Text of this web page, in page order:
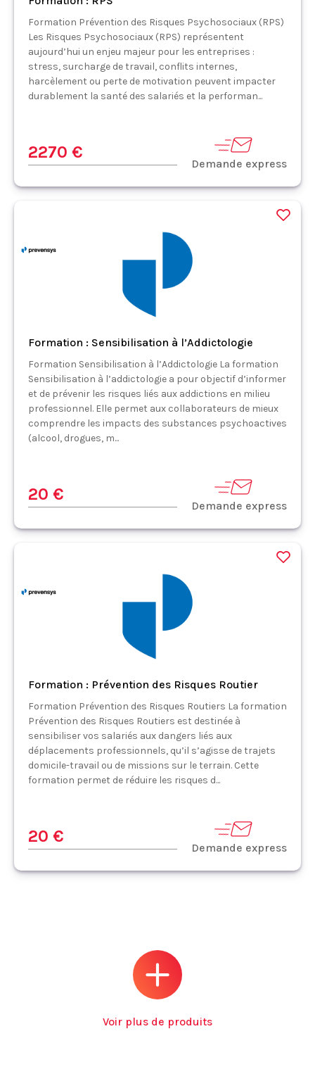
Formation Prévention des Risques Psychosociaux (RPS)
Les Risques Psychosociaux (RPS) représentent
aujourd’hui un enjeu majeur pour les entreprises :
stress, surcharge de travail, conflits internes,
harcèlement ou perte de motivation peuvent impacter
durablement la santé des salariés et la performan...
2270 €
Demande express
Formation : Sensibilisation à l’Addictologie
Formation Sensibilisation à l’Addictologie La formation
Sensibilisation à l’addictologie a pour objectif d’informer
et de prévenir les risques liés aux addictions en milieu
professionnel. Elle permet aux collaborateurs de mieux
comprendre les impacts des substances psychoactives
(alcool, drogues, m...
20 €
Demande express
Formation : Prévention des Risques Routier
Formation Prévention des Risques Routiers La formation
Prévention des Risques Routiers est destinée à
sensibiliser vos salariés aux dangers liés aux
déplacements professionnels, qu’il s’agisse de trajets
domicile-travail ou de missions sur le terrain. Cette
formation permet de réduire les risques d...
20 €
Demande express
Voir plus de produits